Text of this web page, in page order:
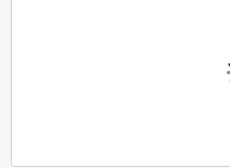
due loc.